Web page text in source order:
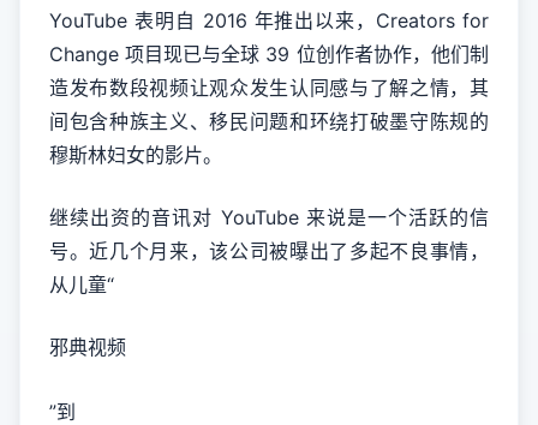
YouTube 表明自 2016 年推出以来，Creators for
Change 项目现已与全球 39 位创作者协作，他们制
造发布数段视频让观众发生认同感与了解之情，其
间包含种族主义、移民问题和环绕打破墨守陈规的
穆斯林妇女的影片。
继续出资的音讯对 YouTube 来说是一个活跃的信
号。近几个月来，该公司被曝出了多起不良事情，
从儿童“
邪典视频
”到